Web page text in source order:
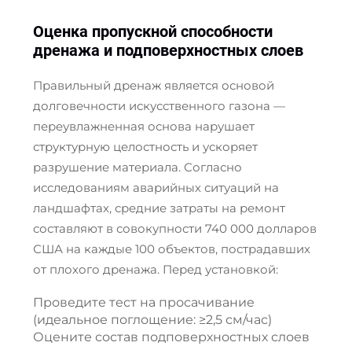
Оценка пропускной способности
дренажа и подповерхностных слоев
Правильный дренаж является основой
долговечности искусственного газона —
переувлажненная основа нарушает
структурную целостность и ускоряет
разрушение материала. Согласно
исследованиям аварийных ситуаций на
ландшафтах, средние затраты на ремонт
составляют в совокупности 740 000 долларов
США на каждые 100 объектов, пострадавших
от плохого дренажа. Перед установкой:
Проведите тест на просачивание
(идеальное поглощение: ≥2,5 см/час)
Оцените состав подповерхностных слоев